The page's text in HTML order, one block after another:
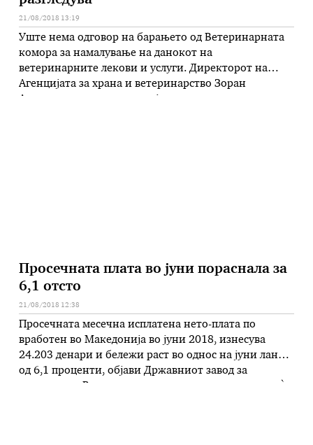
21/08/2018 13:19
Уште нема одговор на барањето од Ветеринарната
комора за намалување на данокот на
ветеринарните лекови и услуги. Директорот на
Агенцијата за храна и ветеринарство Зоран
Просечната плата во јуни пораснала за
6,1 отсто
21/08/2018 12:38
Просечната месечна исплатена нето-плата по
вработен во Македонија во јуни 2018, изнесува
24.203 денари и бележи раст во однос на јуни лани
од 6,1 проценти, објави Државниот завод за